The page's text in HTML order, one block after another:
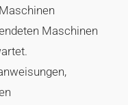
Maschinen